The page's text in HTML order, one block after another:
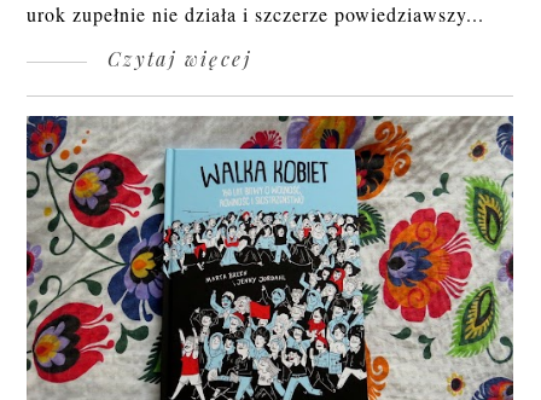
urok zupełnie nie działa i szczerze powiedziawszy...
Czytaj więcej